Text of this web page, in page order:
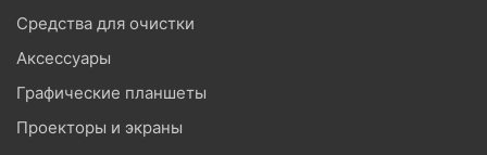
Средства для очистки
Аксессуары
Графические планшеты
Проекторы и экраны